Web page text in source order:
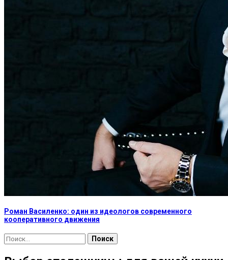
Роман Василенко: один из идеологов современного
кооперативного движения
Найти: